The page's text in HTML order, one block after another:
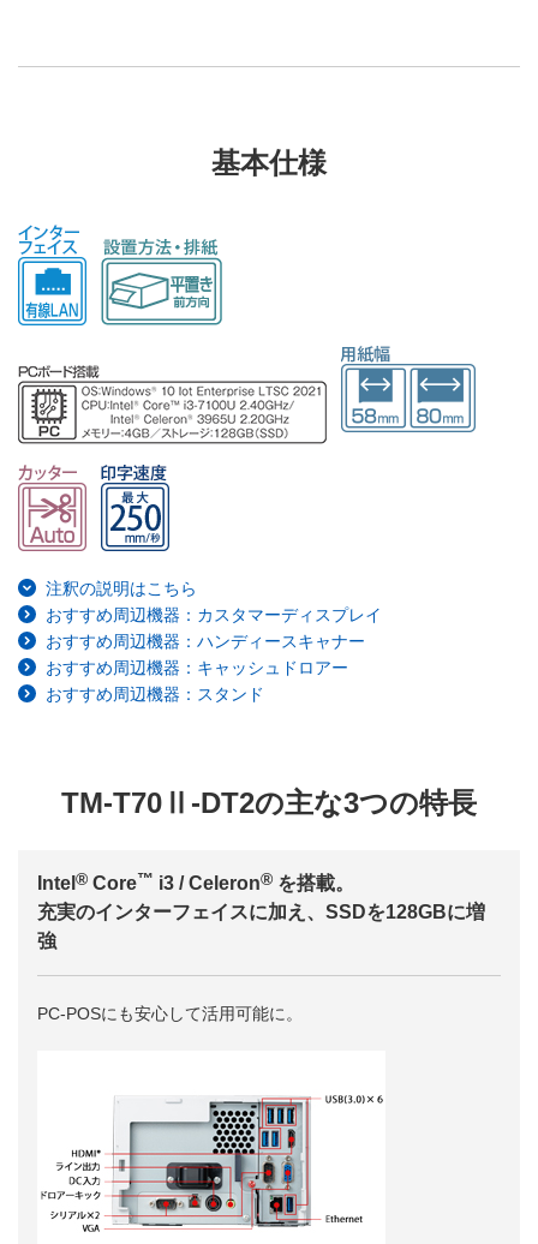
基本仕様
注釈の説明はこちら
おすすめ周辺機器：カスタマーディスプレイ
おすすめ周辺機器：ハンディースキャナー
おすすめ周辺機器：キャッシュドロアー
おすすめ周辺機器：スタンド
TM-T70Ⅱ-DT2の主な3つの特長
Intel ® Core™ i3 / Celeron® を搭載。
充実のインターフェイスに加え、SSDを128GBに増
強
PC-POSにも安心して活用可能に。